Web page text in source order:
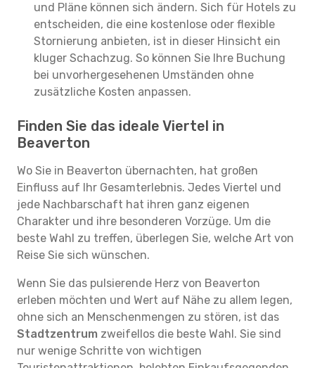
und Pläne können sich ändern. Sich für Hotels zu
entscheiden, die eine kostenlose oder flexible
Stornierung anbieten, ist in dieser Hinsicht ein
kluger Schachzug. So können Sie Ihre Buchung
bei unvorhergesehenen Umständen ohne
zusätzliche Kosten anpassen.
Finden Sie das ideale Viertel in
Beaverton
Wo Sie in Beaverton übernachten, hat großen
Einfluss auf Ihr Gesamterlebnis. Jedes Viertel und
jede Nachbarschaft hat ihren ganz eigenen
Charakter und ihre besonderen Vorzüge. Um die
beste Wahl zu treffen, überlegen Sie, welche Art von
Reise Sie sich wünschen.
Wenn Sie das pulsierende Herz von Beaverton
erleben möchten und Wert auf Nähe zu allem legen,
ohne sich an Menschenmengen zu stören, ist das
Stadtzentrum zweifellos die beste Wahl. Sie sind
nur wenige Schritte von wichtigen